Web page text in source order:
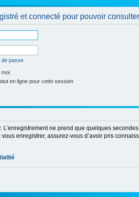
et connecté pour pouvoir
de passe
moi
en ligne pour cette session
ne prend que quelques
enregistrer, assurez-vous d’avoir pris